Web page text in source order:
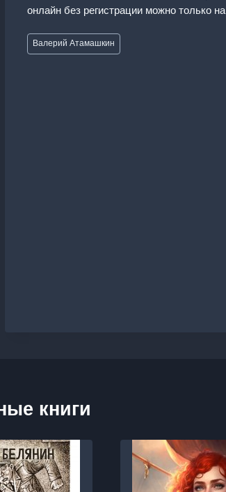
онлайн без регистрации можно только на
Метки
записи:
Валерий Атамашкин
книги